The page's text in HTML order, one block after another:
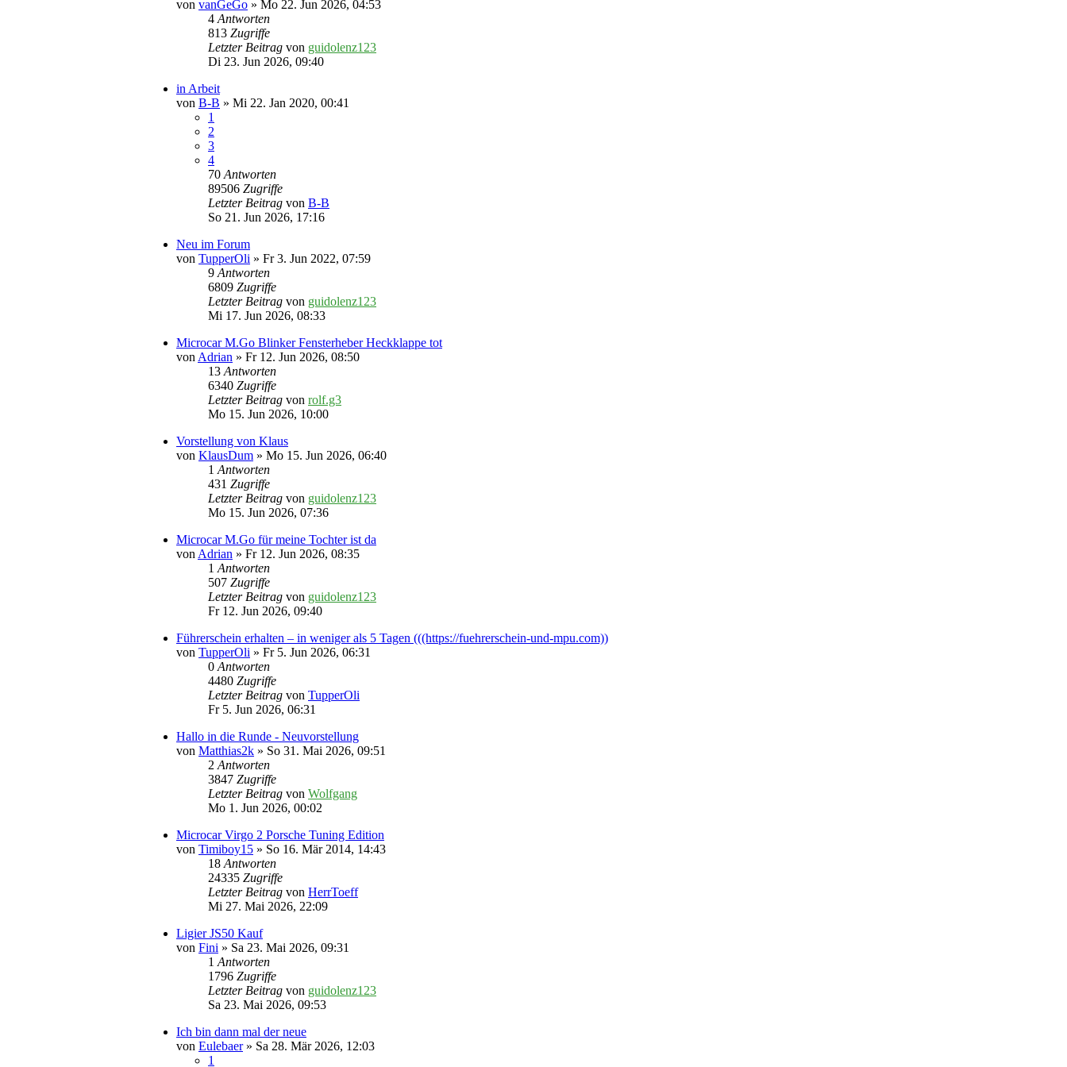
von vanGeGo » Mo 22. Jun 2026, 04:53
4Antworten
813 Zugriffe
Letzter Beitrag von guidolenz123
Di 23. Jun 2026, 09:40
in Arbeit
von B-B » Mi 22. Jan 2020, 00:41
1
2
3
4
70Antworten
89506 Zugriffe
Letzter Beitrag von B-B
So 21. Jun 2026, 17:16
Neu im Forum
von TupperOli » Fr 3. Jun 2022, 07:59
9Antworten
6809 Zugriffe
Letzter Beitrag von guidolenz123
Mi 17. Jun 2026, 08:33
Microcar M.Go Blinker Fensterheber Heckklappe tot
vonAdrian » Fr 12. Jun 2026, 08:50
13Antworten
6340 Zugriffe
Letzter Beitrag von rolf.g3
Mo 15. Jun 2026, 10:00
Vorstellung von Klaus
von KlausDum » Mo 15. Jun 2026, 06:40
1Antworten
431 Zugriffe
Letzter Beitrag von guidolenz123
Mo 15. Jun 2026, 07:36
Microcar M.Go für meine Tochter ist da
vonAdrian » Fr 12. Jun 2026, 08:35
1Antworten
507 Zugriffe
Letzter Beitrag von guidolenz123
Fr 12. Jun 2026, 09:40
Führerschein erhalten – in weniger als 5 Tagen (((https://fuehrerschein-und-mpu.com))
von TupperOli » Fr 5. Jun 2026, 06:31
0Antworten
4480 Zugriffe
Letzter Beitrag von TupperOli
Fr 5. Jun 2026, 06:31
Hallo in die Runde - Neuvorstellung
von Matthias2k » So 31. Mai 2026, 09:51
2Antworten
3847 Zugriffe
Letzter Beitrag von Wolfgang
Mo 1. Jun 2026, 00:02
Microcar Virgo 2 Porsche Tuning Edition
von Timiboy15 » So 16. Mär 2014, 14:43
18Antworten
24335 Zugriffe
Letzter Beitrag von HerrToeff
Mi 27. Mai 2026, 22:09
Ligier JS50 Kauf
von Fini » Sa 23. Mai 2026, 09:31
1Antworten
1796 Zugriffe
Letzter Beitrag von guidolenz123
Sa 23. Mai 2026, 09:53
Ich bin dann mal der neue
von Eulebaer» Sa 28. Mär 2026, 12:03
1